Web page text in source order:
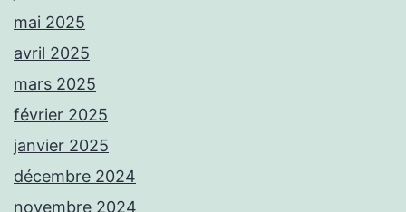
mai 2025
avril 2025
mars 2025
février 2025
janvier 2025
décembre 2024
novembre 2024